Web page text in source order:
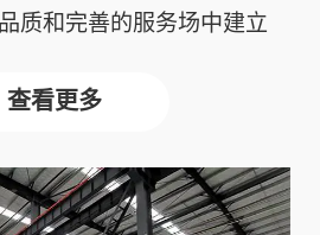
查看更多
质和完善的服务场中建立